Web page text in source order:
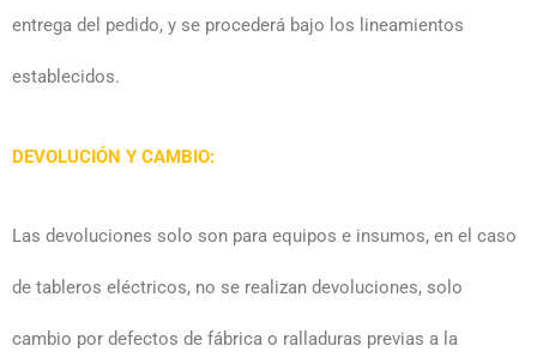
entrega del pedido, y se procederá bajo los lineamientos
establecidos.
DEVOLUCIÓN Y CAMBIO:
Las devoluciones solo son para equipos e insumos, en el caso
de tableros eléctricos, no se realizan devoluciones, solo
cambio por defectos de fábrica o ralladuras previas a la